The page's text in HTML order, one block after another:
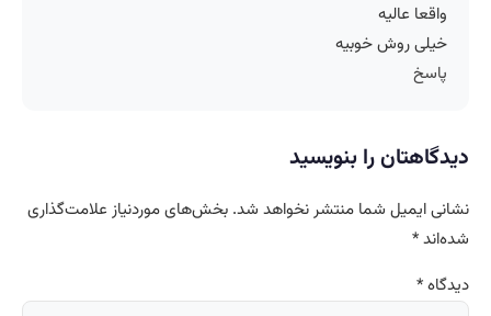
واقعا عالیه
خیلی روش خوبیه
پاسخ
دیدگاهتان را بنویسید
نشانی ایمیل شما منتشر نخواهد شد. بخش‌های موردنیاز علامت‌گذاری
شده‌اند*
دیدگاه*